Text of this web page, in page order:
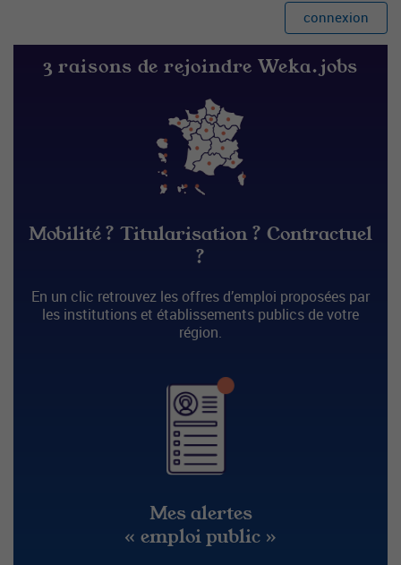
connexion
3 raisons de rejoindre Weka.jobs
Mobilité ? Titularisation ? Contractuel
?
En un clic retrouvez les offres d’emploi proposées par
les institutions et établissements publics de votre
région.
Mes alertes
« emploi public »